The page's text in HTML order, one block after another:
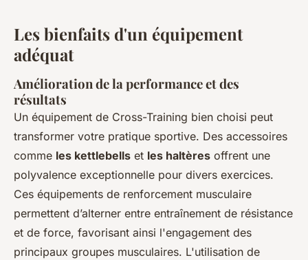
Les bienfaits d'un équipement
adéquat
Amélioration de la performance et des
résultats
Un équipement de Cross-Training bien choisi peut
transformer votre pratique sportive. Des accessoires
comme les kettlebells et les haltères offrent une
polyvalence exceptionnelle pour divers exercices.
Ces équipements de renforcement musculaire
permettent d’alterner entre entraînement de résistance
et de force, favorisant ainsi l'engagement des
principaux groupes musculaires. L'utilisation de